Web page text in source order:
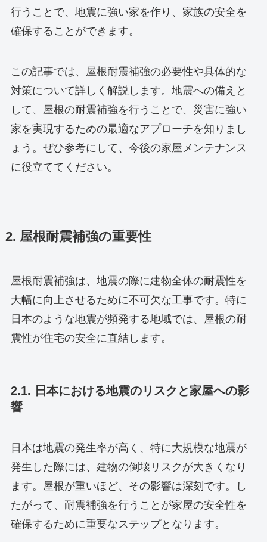
行うことで、地震に強い家を作り、家族の安全を
確保することができます。
この記事では、屋根耐震補強の必要性や具体的な
対策について詳しく解説します。地震への備えと
して、屋根の耐震補強を行うことで、災害に強い
家を実現するための最適なアプローチを知りまし
ょう。ぜひ参考にして、今後の家屋メンテナンス
に役立ててください。
2. 屋根耐震補強の重要性
屋根耐震補強は、地震の際に建物全体の耐震性を
大幅に向上させるために不可欠な工事です。特に
日本のような地震が頻発する地域では、屋根の耐
震性が住宅の安全に直結します。
2.1. 日本における地震のリスクと家屋への影
響
日本は地震の発生率が高く、特に大規模な地震が
発生した際には、建物の倒壊リスクが大きくなり
ます。屋根が重いほど、その影響は深刻です。し
たがって、耐震補強を行うことが家屋の安全性を
確保するために重要なステップとなります。